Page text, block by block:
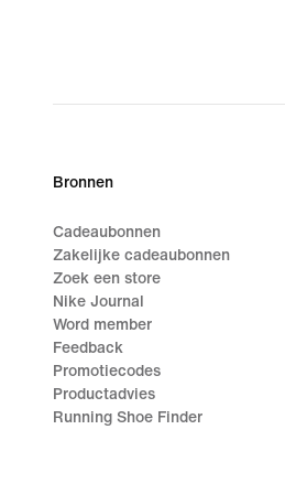
Bronnen
Cadeaubonnen
Zakelijke cadeaubonnen
Zoek een store
Nike Journal
Word member
Feedback
Promotiecodes
Productadvies
Running Shoe Finder